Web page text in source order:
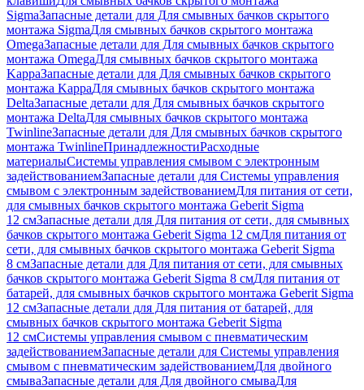
SigmaЗапасные детали для Для смывных бачков скрытого
монтажа SigmaДля смывных бачков скрытого монтажа
OmegaЗапасные детали для Для смывных бачков скрытого
монтажа OmegaДля смывных бачков скрытого монтажа
KappaЗапасные детали для Для смывных бачков скрытого
монтажа KappaДля смывных бачков скрытого монтажа
DeltaЗапасные детали для Для смывных бачков скрытого
монтажа DeltaДля смывных бачков скрытого монтажа
TwinlineЗапасные детали для Для смывных бачков скрытого
монтажа TwinlineПринадлежностиРасходные
материалыСистемы управления смывом с электронным
задействованиемЗапасные детали для Системы управления
смывом с электронным задействованиемДля питания от сети,
для смывных бачков скрытого монтажа Geberit Sigma
12 смЗапасные детали для Для питания от сети, для смывных
бачков скрытого монтажа Geberit Sigma 12 смДля питания от
сети, для смывных бачков скрытого монтажа Geberit Sigma
8 смЗапасные детали для Для питания от сети, для смывных
бачков скрытого монтажа Geberit Sigma 8 смДля питания от
батарей, для смывных бачков скрытого монтажа Geberit Sigma
12 смЗапасные детали для Для питания от батарей, для
смывных бачков скрытого монтажа Geberit Sigma
12 смСистемы управления смывом с пневматическим
задействованиемЗапасные детали для Системы управления
смывом с пневматическим задействованиемДля двойного
смываЗапасные детали для Для двойного смываДля